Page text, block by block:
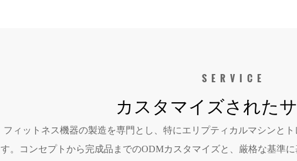
SERVICE
カスタマイズされた
フィットネス機器の製造を専門とし、特にエリプティカルマシンと
す。コンセプトから完成品までのODMカスタマイズと、厳格な基準